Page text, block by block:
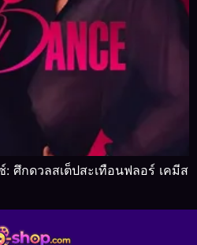
ศึกดวลสเต็ปสะเทือนฟลอร์ เคมีส